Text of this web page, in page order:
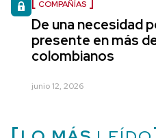
COMPAÑÍAS
De una necesidad
presente en más
colombianos
junio 12, 2026